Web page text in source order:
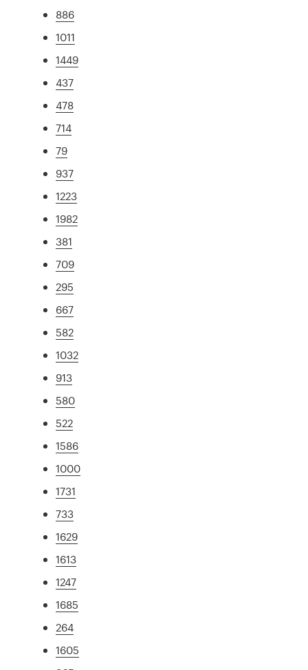
886
1011
1449
437
478
714
79
937
1223
1982
381
709
295
667
582
1032
913
580
522
1586
1000
1731
733
1629
1613
1247
1685
264
1605